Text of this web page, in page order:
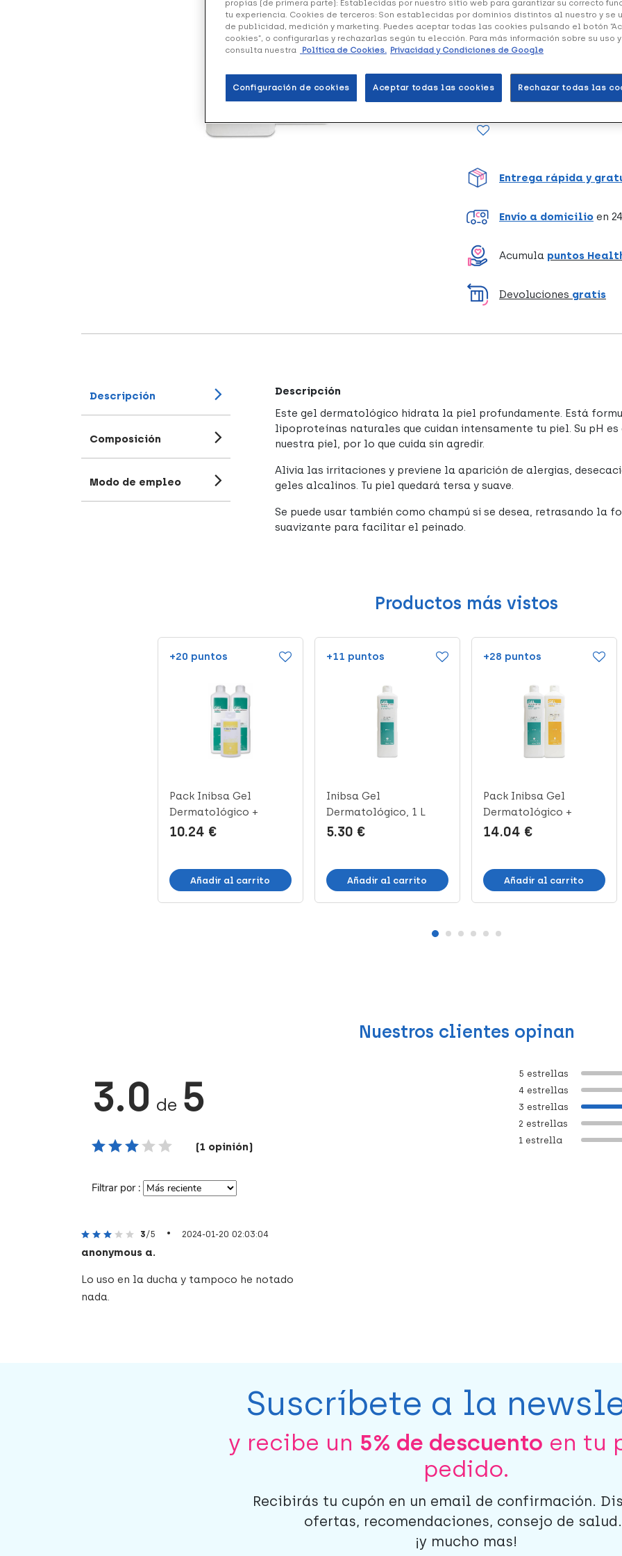
Gel dermatológico
naturales. Incluye dos
Unidades
Entrega rápida y
Envío a domicilio en
Acumula puntos
Devoluciones gratis
Descripción
Composición
Modo de empleo
Descripción
Este gel dermatológico hidrata la piel profundamente. Está
lipoproteínas naturales que cuidan intensamente tu piel. Su pH
nuestra piel, por lo que cuida sin agredir.
Alivia las irritaciones y previene la aparición de alergias,
geles alcalinos. Tu piel quedará tersa y suave.
Se puede usar también como champú si se desea, retrasando la
suavizante para facilitar el peinado.
Productos más vistos
+20 puntos
Pack Inibsa Gel
Dermatológico +
Champú Suave, 3 ...
10.24 €
Añadir al carrito
+11 puntos
Inibsa Gel
Dermatológico, 1 L
5.30 €
Añadir al carrito
+28 puntos
Pack Inibsa Gel
Dermatológico +
Multicereales, 1...
14.04 €
Añadir al carrito
Nuestros clientes opinan
3.0 de 5
(1 opinión)
1 estrella
2 estrellas
3 estrellas
4 estrellas
5 estrellas
Filtrar por :
3/5 • 2024-01-20 02:03:04
anonymous a.
Lo uso en la ducha y tampoco he notado
nada.
Suscríbete a la
y recibe un 5% de descuento en tu
pedido.
Recibirás tu cupón en un email de confirmación.
ofertas, recomendaciones, consejo de
¡y mucho mas!
propias (de primera parte): Establecidas por nuestro sitio web para garantizar su correcto
tu experiencia. Cookies de terceros: Son establecidas por dominios distintos al nuestro y se
de publicidad, medición y marketing. Puedes aceptar todas las cookies pulsando el botón
cookies”, o configurarlas y rechazarlas según tu elección. Para más información sobre su uso
consulta nuestra
Política de Cookies. Privacidad y Condiciones de Google
Configuración de cookies Rechazar todas las
Aceptar todas las cookies